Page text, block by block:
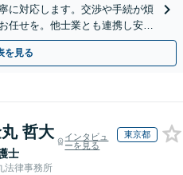
に対応します。交渉や手続が煩
任せを。他士業とも連携し安
を見る
哲大
士
インタビュ
ーを見る
東京都
法律事務所